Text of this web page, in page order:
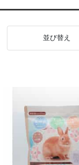
並び替え